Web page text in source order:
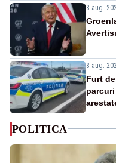
8 aug.
8 aug.
Furt
POLITICA